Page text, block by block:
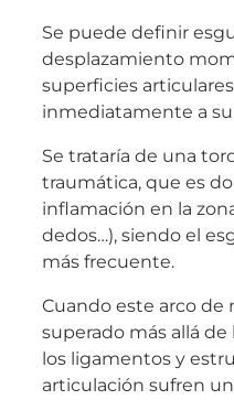
Se puede definir
desplazamiento
superficies
inmediatamente a
Se trataría de una
traumática, que es
inflamación en la
dedos…), siendo el
más frecuente.
Cuando este arco de
superado más allá
los ligamentos y
articulación sufren